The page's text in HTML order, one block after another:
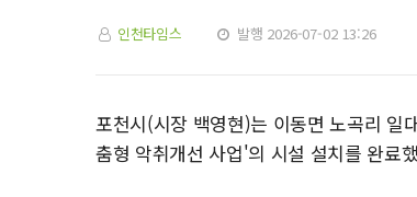
인천타임스 발행 2026-07-02 13:26
포천시(시장 백영현)는 이동면 노곡리 일
춤형 악취개선 사업'의 시설 설치를 완료